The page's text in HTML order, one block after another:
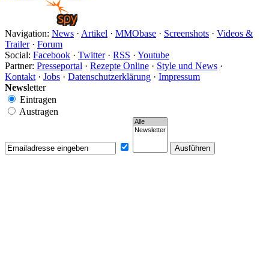
Navigation: News · Artikel · MMObase · Screenshots · Videos &
Trailer· Forum
Social: Facebook · Twitter· RSS · Youtube
Partner: Presseportal · Rezepte Online · Style und News ·
Kontakt · Jobs · Datenschutzerklärung · Impressum
Newsletter
Eintragen
Austragen